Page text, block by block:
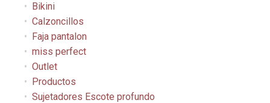
Bikini
Calzoncillos
Faja pantalon
miss perfect
Outlet
Productos
Sujetadores Escote profundo